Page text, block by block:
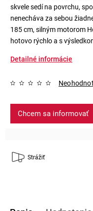
skvele sedí na povrchu,
nenecháva za sebou
185 cm, silným motorom
hotovo rýchlo a s
Detailné informácie
Chcem sa informovať
Strážiť